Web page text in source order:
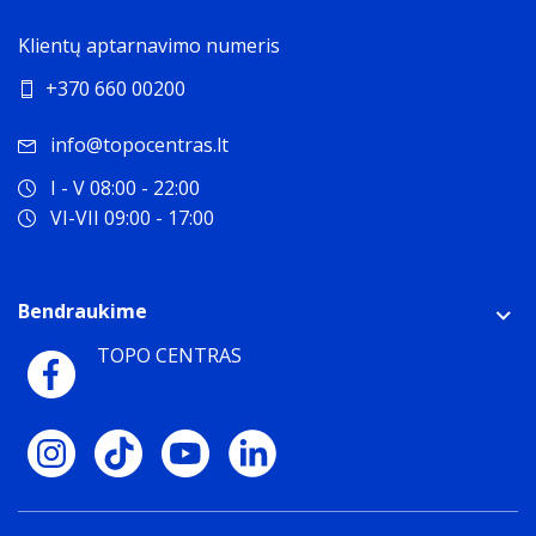
USB „Type-C“ įkrovimo lizdas
Pakuotės turinys
USB
Klientų aptarnavimo numeris
+370 660 00200
info@topocentras.lt
I - V 08:00 - 22:00
VI-VII 09:00 - 17:00
Bendraukime
TOPO CENTRAS